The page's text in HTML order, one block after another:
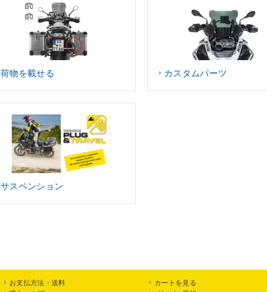
荷物を載せる カスタムパーツ
サスペンション
お支払方法・送料
カートを見る